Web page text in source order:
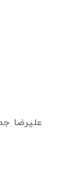
علیرضا